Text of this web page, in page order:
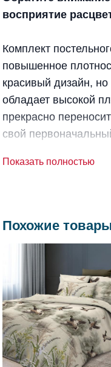
восприятие
Комплект
повышенное
красивый дизайн, но
обладает высокой
прекрасно
свой
Показать полностью
Похожие